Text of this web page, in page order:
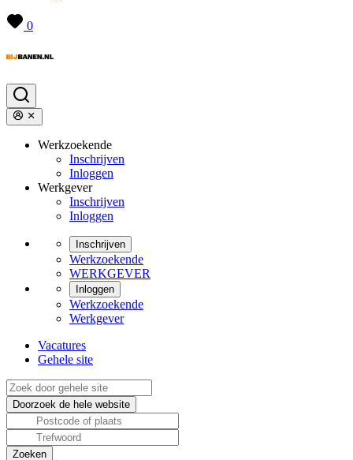
0
Werkzoekende
Inschrijven
Inloggen
Werkgever
Inschrijven
Inloggen
Inschrijven
Werkzoekende
WERKGEVER
Inloggen
Werkzoekende
Werkgever
Vacatures
Gehele site